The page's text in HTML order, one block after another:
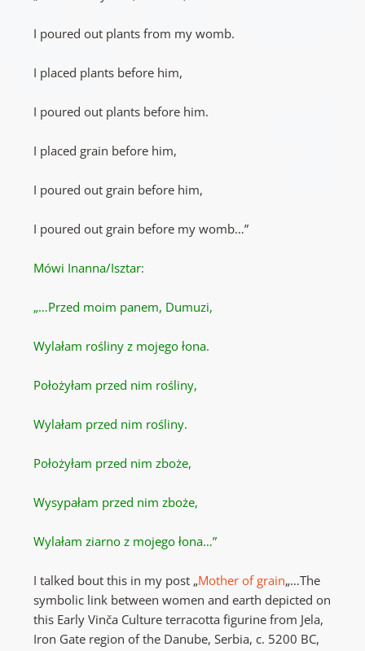
I poured out plants from my womb.
I placed plants before him,
I poured out plants before him.
I placed grain before him,
I poured out grain before him,
I poured out grain before my womb…”
Mówi Inanna/Isztar:
„…Przed moim panem, Dumuzi,
Wylałam rośliny z mojego łona.
Położyłam przed nim rośliny,
Wylałam przed nim rośliny.
Położyłam przed nim zboże,
Wysypałam przed nim zboże,
Wylałam ziarno z mojego łona…”
I talked bout this in my post „Mother of grain„…The
symbolic link between women and earth depicted on
this Early Vinča Culture terracotta figurine from Jela,
Iron Gate region of the Danube, Serbia, c. 5200 BC,